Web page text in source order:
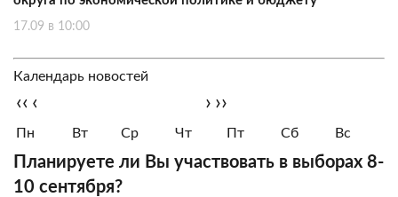
17.09 в 10:00
Календарь новостей
‹‹ ‹ › ››
Пн Вт Ср Чт Пт Сб Вс
Планируете ли Вы участвовать в выборах 8-
10 сентября?